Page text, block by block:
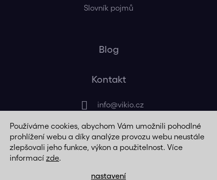
Používáme cookies, abychom Vám umožnili pohodlné
prohlížení webu a díky analýze provozu webu neustále
zlepšovali jeho funkce, výkon a použitelnost. Více
informací zde.
nastavení
Slovník pojmů
Blog
Kontakt
info@vikio.cz
+420 725 320 508